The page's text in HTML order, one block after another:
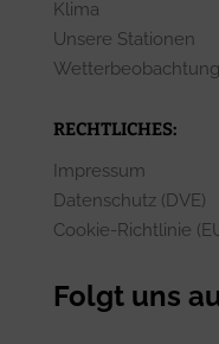
Klima
Unsere Stationen
Wetterbeobachtung
RECHTLICHES:
Impressum
Datenschutz (DVE)
Cookie-Richtlinie
Folgt uns